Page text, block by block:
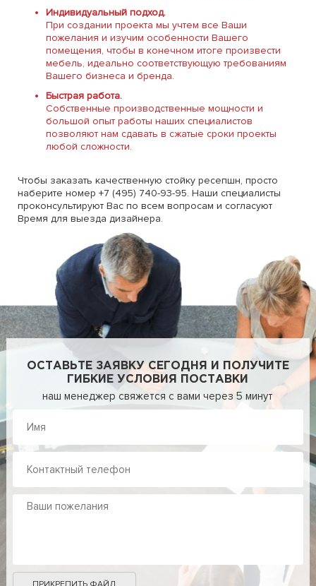
Индивидуальный подход.
При создании проекта мы учтем все Ваши
пожелания и изучим особенности Вашего
помещения, чтобы в конечном итоге произвести
мебель, идеально соответствующую требованиям
Вашего бизнеса и бренда.
Быстрая работа.
Собственные производственные мощности и
большой опыт работы наших специалистов
позволяют нам сдавать в сжатые сроки проекты
любой сложности.
Чтобы заказать качественную стойку ресепшн, просто
наберите номер +7 (495) 740-93-95. Наши специалисты
проконсультируют Вас по всем вопросам и согласуют
Время для выезда дизайнера.
ОСТАВЬТЕ ЗАЯВКУ СЕГОДНЯ И ПОЛУЧИТЕ
ГИБКИЕ УСЛОВИЯ ПОСТАВКИ
наш менеджер свяжется с вами через 5 минут